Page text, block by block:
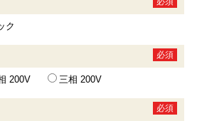
ク
必須
200V 三相 200V
必須